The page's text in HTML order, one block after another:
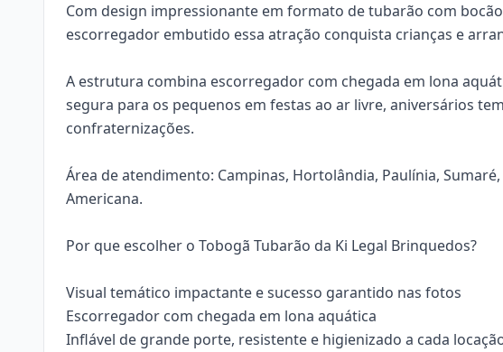
Com design impressionante em formato de tubarão com
escorregador embutido essa atração conquista crianças e
A estrutura combina escorregador com chegada em lona
segura para os pequenos em festas ao ar livre, aniversários
confraternizações.
Área de atendimento: Campinas, Hortolândia, Paulínia,
Americana.
Por que escolher o Tobogã Tubarão da Ki Legal Brinquedos?
Visual temático impactante e sucesso garantido nas fotos
Escorregador com chegada em lona aquática
Inflável de grande porte, resistente e higienizado a cada